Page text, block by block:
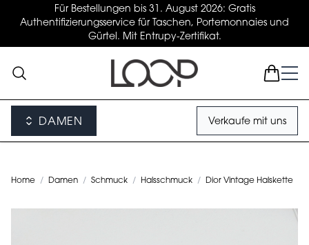
Für Bestellungen bis 31. August 2026: Gratis
Authentifizierungsservice für Taschen, Portemonnaies und
Gürtel. Mit Entrupy-Zertifikat.
DAMEN Verkaufe mit uns
Home / Damen / Schmuck / Halsschmuck / Dior Vintage Halskette